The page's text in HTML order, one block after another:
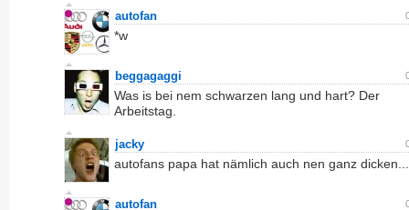
autofan
*w
beggagaggi
Was is bei nem schwarzen lang und hart? Der
Arbeitstag.
jacky
autofans papa hat nämlich auch nen ganz
autofan